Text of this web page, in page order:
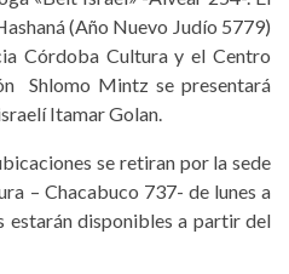
(Año Nuevo Judío 5779)
Córdoba Cultura y el Centro
Shlomo Mintz se presentará
Itamar Golan.
se retiran por la sede
– Chacabuco 737- de lunes a
disponibles a partir del